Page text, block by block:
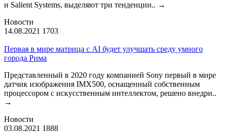
и Salient Systems, выделяют три тенденции.. →
Новости
14.08.2021 1703
Первая в мире матрица с AI будет улучшать среду умного
города Рима
Представленный в 2020 году компанией Sony первый в мире
датчик изображения IMX500, оснащенный собственным
процессором с искусственным интеллектом, решено внедри..
→
Новости
03.08.2021 1888